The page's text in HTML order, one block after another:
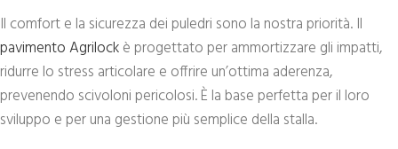
Il comfort e la sicurezza dei puledri sono la nostra priorità. Il
pavimento Agrilockè progettato per ammortizzare gli impatti,
ridurre lo stress articolare e offrire un’ottima aderenza,
prevenendo scivoloni pericolosi. È la base perfetta per il loro
sviluppo e per una gestione più semplice della stalla.